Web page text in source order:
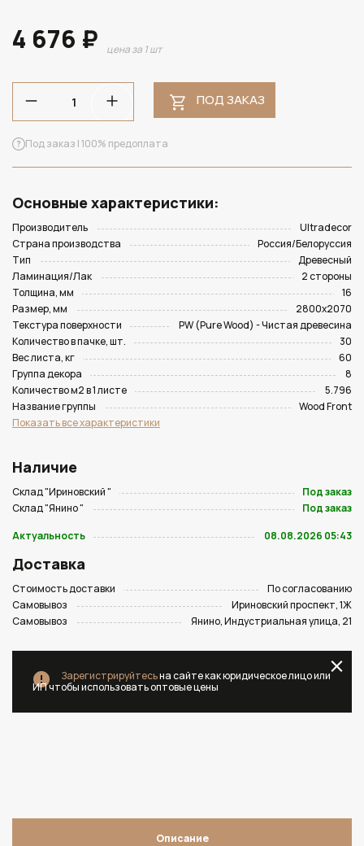
4 676 ₽ цена за 1 шт
ПОД ЗАКАЗ
Под заказ | 100% предоплата
Основные характеристики:
Производитель
Ultradecor
Страна производства
Россия/Белоруссия
Тип
Древесный
Ламинация/Лак
2 стороны
Толщина, мм
16
Размер, мм
2800х2070
Текстура поверхности
PW (Pure Wood) - Чистая древесина
Количество в пачке, шт.
30
Вес листа, кг
60
Группа декора
8
Количество м2 в 1 листе
5.796
Название группы
Wood Front
Показать все характеристики
Наличие
Склад "Ириновский "
Под заказ
Склад "Янино "
Под заказ
Актуальность
08.08.2026 05:43
Доставка
Стоимость доставки
По согласованию
Самовывоз
Ириновский проспект, 1Ж
Самовывоз
Янино, Индустриальная улица, 21
Зарегистрируйтесьна сайте как юридическое лицо или
ИП чтобы использовать оптовые цены
Описание